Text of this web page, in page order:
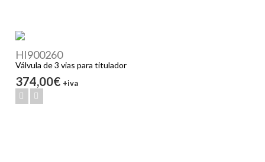
HI900260
Válvula de 3 vias para titulador
374,00€ +iva